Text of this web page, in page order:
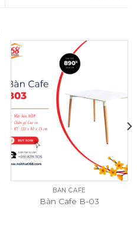
BÀN CAFE
Bàn Cafe B-03